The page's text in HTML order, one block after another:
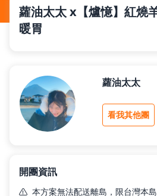
旅行神隊友
兒童禮物
父親節好禮
租屋小家電
蘿油太太
看我其他團
開團資訊
本方案無法配送離島，限台灣本
蘿油太太 x【爐憶】紅燒
暖胃